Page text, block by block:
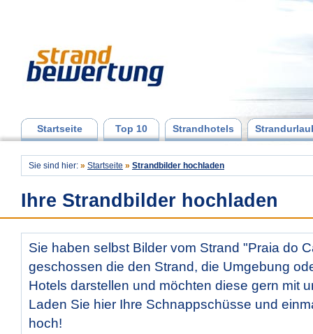
Startseite Top 10 Strandhotels
Sie sind hier: » Startseite » Strandbilder hochladen
Ihre Strandbilder hochladen
Sie haben selbst Bilder vom Strand "Praia do
geschossen die den Strand, die Umgebung
Hotels darstellen und möchten diese gern mit
Laden Sie hier Ihre Schnappschüsse und
hoch!